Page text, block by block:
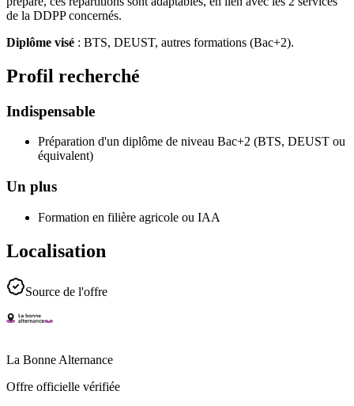
de la DDPP concernés.
Diplôme visé : BTS, DEUST, autres formations (Bac+2).
Profil recherché
Indispensable
Préparation d'un diplôme de niveau Bac+2 (BTS, DEUST ou
équivalent)
Un plus
Formation en filière agricole ou IAA
Localisation
Source de l'offre
La Bonne Alternance
Offre officielle vérifiée